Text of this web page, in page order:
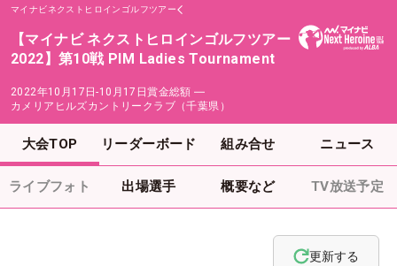
マイナビネクストヒロインゴルフツアー
【マイナビ ネクストヒロインゴルフツアー
2022】第10戦 PIM Ladies Tournament
2022年10月17日-10月17日賞金総額 ―
カメリアヒルズカントリークラブ（千葉県）
大会TOP リーダーボード 組み合せ ニュース
ライブフォト 出場選手 概要など TV放送予定
更新する